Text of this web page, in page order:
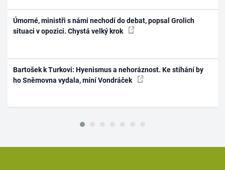
Úmorné, ministři s námi nechodí do debat, popsal Grolich
situaci v opozici. Chystá velký krok
Bartošek k Turkovi: Hyenismus a nehoráznost. Ke stíhání by
ho Sněmovna vydala, míní Vondráček